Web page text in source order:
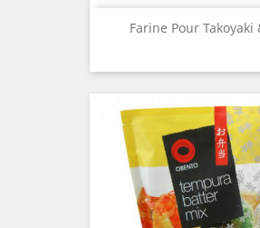
Farine Pour Takoyaki